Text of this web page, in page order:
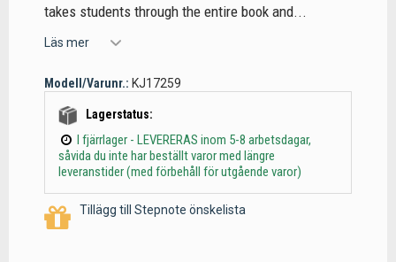
takes students through the entire book and...
Läs mer
Modell/Varunr.: KJ17259
Lagerstatus:
I fjärrlager - LEVERERAS inom 5-8 arbetsdagar,
såvida du inte har beställt varor med längre
leveranstider (med förbehåll för utgående varor)
Tillägg till Stepnote önskelista